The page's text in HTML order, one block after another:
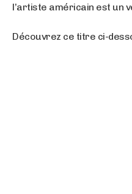
l’artiste américain est un
Découvrez ce titre ci-